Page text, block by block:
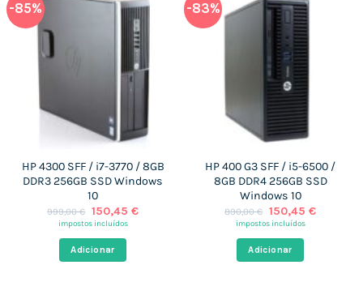
-85%
HP 4300 SFF / i7-3770 / 8GB
DDR3 256GB SSD Windows
10
999,00€ O
preço
era:
999,00 €.
150,45 €O
impostos incluídos
Adicionar
-83%
HP 400 G3 SFF / i5-6500 /
8GB DDR4 256GB SSD
Windows 10
890,00€ O
preço
era:
890,00 €.
150,45 €O
impostos incluídos
Adicionar